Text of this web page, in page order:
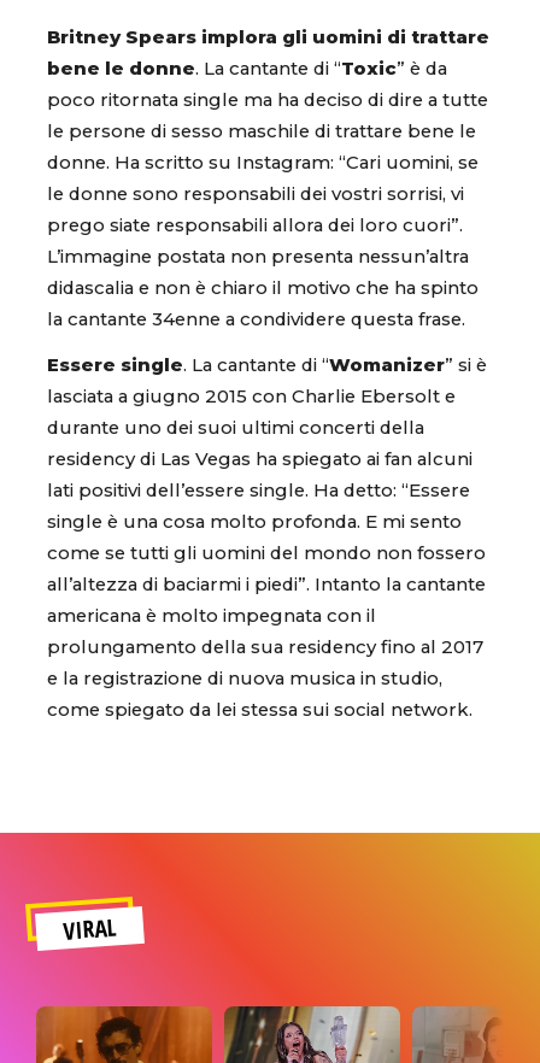
Britney Spears implora gli uomini di trattare
bene le donne. La cantante di “Toxic” è da
poco ritornata single ma ha deciso di dire a tutte
le persone di sesso maschile di trattare bene le
donne. Ha scritto su Instagram: “Cari uomini, se
le donne sono responsabili dei vostri sorrisi, vi
prego siate responsabili allora dei loro cuori”.
L’immagine postata non presenta nessun’altra
didascalia e non è chiaro il motivo che ha spinto
la cantante 34enne a condividere questa frase.
Essere single. La cantante di “Womanizer” si è
lasciata a giugno 2015 con Charlie Ebersolt e
durante uno dei suoi ultimi concerti della
residency di Las Vegas ha spiegato ai fan alcuni
lati positivi dell’essere single. Ha detto: “Essere
single è una cosa molto profonda. E mi sento
come se tutti gli uomini del mondo non fossero
all’altezza di baciarmi i piedi”. Intanto la cantante
americana è molto impegnata con il
prolungamento della sua residency fino al 2017
e la registrazione di nuova musica in studio,
come spiegato da lei stessa sui social network.
VIRAL